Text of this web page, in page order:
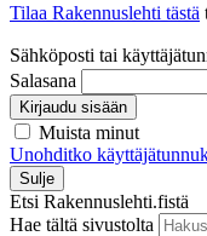
Tilaa Rakennuslehti tästä
Sähköposti tai
Salasana
Kirjaudu sisään
Muista minut
Unohditko
Sulje
Etsi Rakennuslehti.fistä
Hae tältä sivustolta